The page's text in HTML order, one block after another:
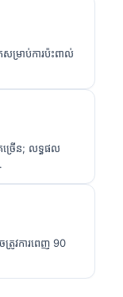
រាប់ការប៉ះពាល់
ច្រើន; លទ្ធផល
រូវការពេញ 90